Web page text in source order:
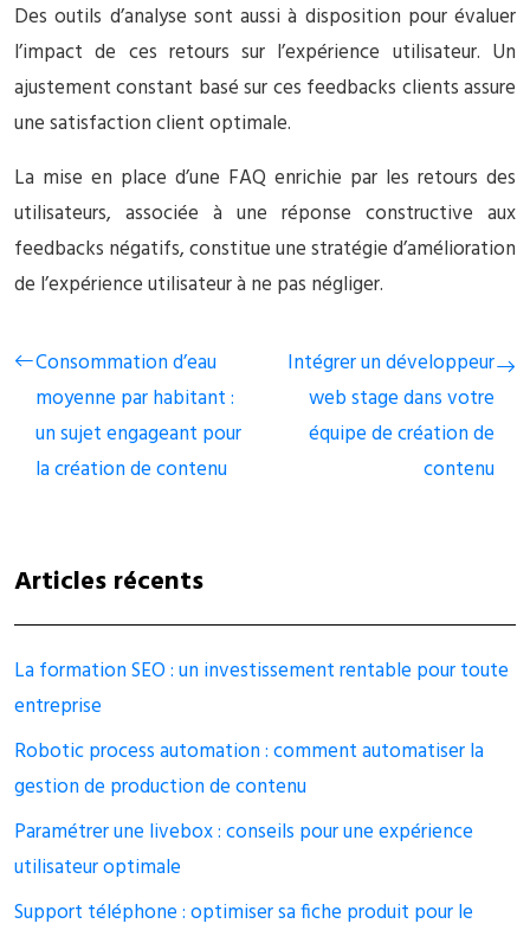
Des outils d’analyse sont aussi à disposition pour évaluer
l’impact de ces retours sur l’expérience utilisateur. Un
ajustement constant basé sur ces feedbacks clients assure
une satisfaction client optimale.
La mise en place d’une FAQ enrichie par les retours des
utilisateurs, associée à une réponse constructive aux
feedbacks négatifs, constitue une stratégie d’amélioration
de l’expérience utilisateur à ne pas négliger.
Consommation d’eau
moyenne par habitant :
un sujet engageant pour
la création de contenu
Intégrer un développeur
web stage dans votre
équipe de création de
contenu
Articles récents
La formation SEO : un investissement rentable pour toute
entreprise
Robotic process automation : comment automatiser la
gestion de production de contenu
Paramétrer une livebox : conseils pour une expérience
utilisateur optimale
Support téléphone : optimiser sa fiche produit pour le